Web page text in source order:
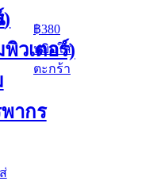
วเตอร์)
ากร
฿380
หยิบใส่
ตะกร้า